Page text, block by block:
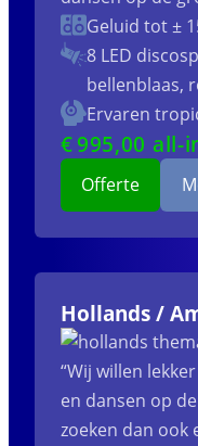
Geluid tot ±
8 LED
bellenblaas,
Ervaren
€995,00 all-
Offerte
Hollands /
“Wij willen
en dansen op
zoeken dan ook